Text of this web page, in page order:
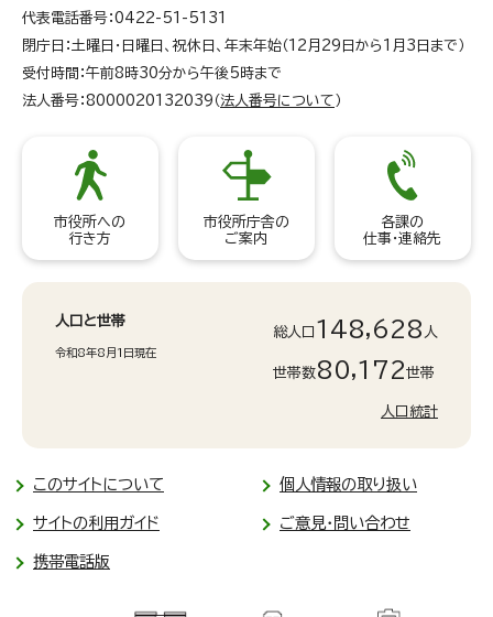
代表電話番号：0422-51-5131
閉庁日：土曜日・日曜日、祝休日、年末年始（12月29日から1月3日まで）
受付時間：午前8時30分から午後5時まで
法人番号：8000020132039（ 法人番号について ）
市役所への
行き方
市役所庁舎の
ご案内
各課の
仕事・連絡先
人口と世帯
令和8年8月1日現在
総人口 148,628 人
世帯数80,172世帯
人口統計
このサイトについて 個人情報の取り扱い
サイトの利用ガイド ご意見・問い合わせ
携帯電話版